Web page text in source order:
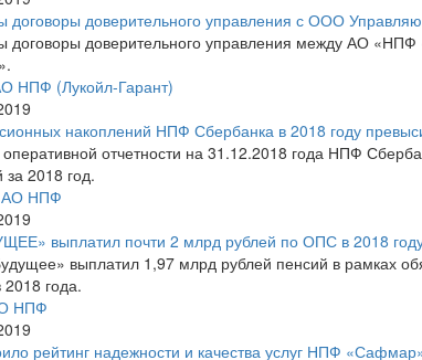
договоры доверительного управления с ООО
договоры доверительного управления между АО
НПФ (Лукойл-Гарант)
накоплений НПФ Сбербанка в 2018 году
отчетности на 31.12.2018 года НПФ
за 2018 год.
АО НПФ
выплатил почти 2 млрд рублей по ОПС в 2018
выплатил 1,97 млрд рублей пенсий в рамках
года.
НПФ
рейтинг надежности и качества услуг НПФ